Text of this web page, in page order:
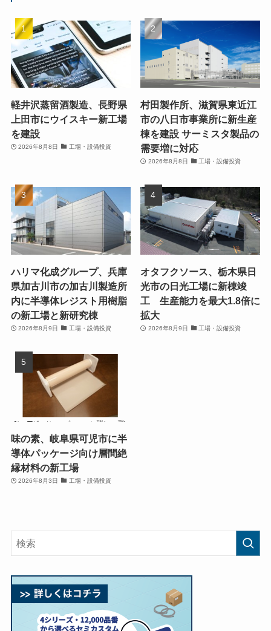
軽井沢蒸留酒製造、長野県
上田市にウイスキー新工場
を建設
2026年8月8日 工場・設備投資
村田製作所、滋賀県東近江
市の八日市事業所に新生産
棟を建設 サーミスタ製品の
需要増に対応
2026年8月8日 工場・設備投資
ハリマ化成グループ、兵庫
県加古川市の加古川製造所
内に半導体レジスト用樹脂
の新工場と新研究棟
2026年8月9日 工場・設備投資
オタフクソース、栃木県日
光市の日光工場に新棟竣
工 生産能力を最大1.8倍に
拡大
2026年8月9日 工場・設備投資
味の素、岐阜県可児市に半
導体パッケージ向け層間絶
縁材料の新工場
2026年8月3日 工場・設備投資